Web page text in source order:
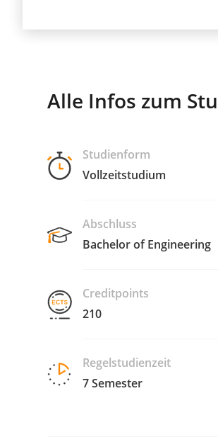
Alle Infos zum
Studienform
Vollzeitstudium
Abschluss
Bachelor of Engineering
Creditpoints
210
Regelstudienzeit
7 Semester